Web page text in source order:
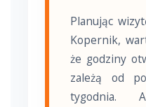
Planując
Kopernik,
że godziny
zależą od
tygodnia.